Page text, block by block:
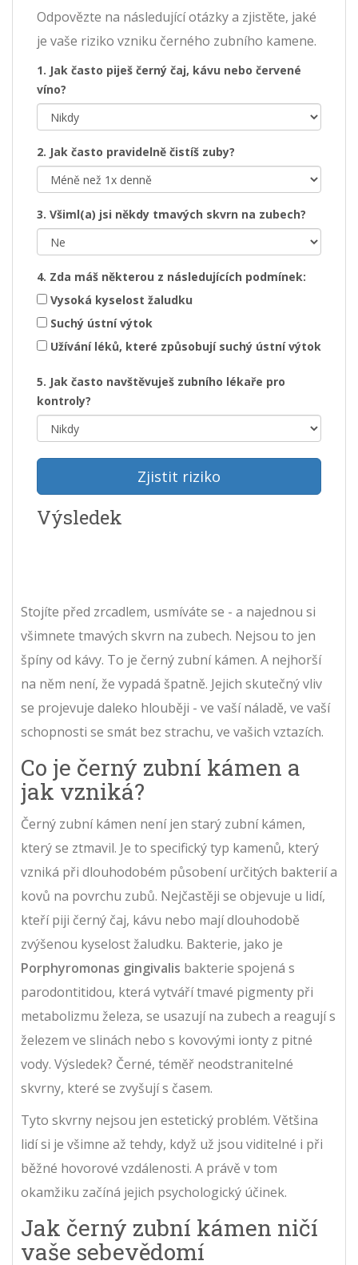
Odpovězte na následující otázky a zjistěte, jaké
je vaše riziko vzniku černého zubního kamene.
1. Jak často piješ černý čaj, kávu nebo červené
víno?
2. Jak často pravidelně čistíš zuby?
3. Všiml(a) jsi někdy tmavých skvrn na zubech?
4. Zda máš některou z následujících podmínek:
Vysoká kyselost žaludku
Suchý ústní výtok
Užívání léků, které způsobují suchý ústní výtok
5. Jak často navštěvuješ zubního lékaře pro
kontroly?
Zjistit riziko
Výsledek
Stojíte před zrcadlem, usmíváte se - a najednou si
všimnete tmavých skvrn na zubech. Nejsou to jen
špíny od kávy. To je černý zubní kámen. A nejhorší
na něm není, že vypadá špatně. Jejich skutečný vliv
se projevuje daleko hlouběji - ve vaší náladě, ve vaší
schopnosti se smát bez strachu, ve vašich vztazích.
Co je černý zubní kámen a
jak vzniká?
Černý zubní kámen není jen starý zubní kámen,
který se ztmavil. Je to specifický typ kamenů, který
vzniká při dlouhodobém působení určitých bakterií a
kovů na povrchu zubů. Nejčastěji se objevuje u lidí,
kteří piji černý čaj, kávu nebo mají dlouhodobě
zvýšenou kyselost žaludku. Bakterie, jako je
Porphyromonas gingivalis bakterie spojená s
parodontitidou, která vytváří tmavé pigmenty při
metabolizmu železa, se usazují na zubech a reagují s
železem ve slinách nebo s kovovými ionty z pitné
vody. Výsledek? Černé, téměř neodstranitelné
skvrny, které se zvyšují s časem.
Tyto skvrny nejsou jen estetický problém. Většina
lidí si je všimne až tehdy, když už jsou viditelné i při
běžné hovorové vzdálenosti. A právě v tom
okamžiku začíná jejich psychologický účinek.
Jak černý zubní kámen ničí
vaše sebevědomí